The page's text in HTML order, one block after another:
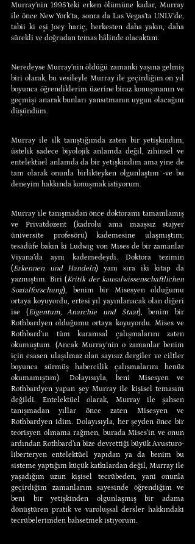
Murray’nin 1995’teki erken ölümüne kadar, Murray
ile önce New York’ta, sonra da Las Vegas’ta UNLV’de,
tabii ki eşi Joey hariç, herkesten daha yakın, daha
sürekli ve doğrudan temas hâlinde olacaktım.
Neredeyse Murray’nin öldüğü zamanki yaşına gelmiş
biri olarak, bu vesileyle Murray ile geçirdiğim on yıl
boyunca öğrendiklerim üzerine biraz konuşmanın ve
geçmişi anarak bunları yansıtmanın uygun olacağını
düşündüm.
Murray ile ilk tanıştığımda zaten bir yetişkindim,
üstelik sadece biyolojik anlamda değil, zihinsel ve
entelektüel anlamda da bir yetişkindim ama yine de
tam olarak onunla birlikteyken olgunlaştım -ve bu
deneyim hakkında konuşmak istiyorum.
Murray ile tanışmadan önce doktoramı tamamlamış
ve Privatdozent (kadrolu ama maaşsız stajyer
üniversite profesörü) kademesine ulaşmıştım;
tesadüfe bakın ki Ludwig von Mises de bir zamanlar
Viyana’da aynı kademedeydi. Doktora tezimin
(Erkennen und Handeln) yanı sıra iki kitap da
yazmıştım. Biri (Kritik der kausalwissenschaftlichen
Sozialforschung), benim bir Misesyen olduğumu
ortaya koyuyordu, ertesi yıl yayınlanacak olan diğeri
ise (Eigentum, Anarchie und Staat), benim bir
Rothbardyen olduğumu ortaya koyuyordu. Mises ve
Rothbard’ın tüm kuramsal çalışmalarını zaten
okumuştum. (Ancak Murray’nin o zamanlar benim
için esasen ulaşılmaz olan sayısız dergiler ve ciltler
boyunca sürmüş habercilik çalışmalarını henüz
okumamıştım). Dolayısıyla, beni Misesyen ve
Rothbardyen yapan şey Murray ile kişisel temasım
değildi. Entelektüel olarak, Murray ile şahsen
tanışmadan yıllar önce zaten Misesyen ve
Rothbardyen idim. Dolayısıyla, her şeyden önce bir
teorisyen olmama rağmen, burada Mises’in ve onun
ardından Rothbard’ın bize devrettiği büyük Avusturo-
liberteryen entelektüel yapıdan ya da benim bu
sisteme yaptığım küçük katkılardan değil, Murray ile
yaşadığım uzun kişisel tecrübeden, yani onunla
geçirdiğim zamanlarım sayesinde öğrendiğim ve
beni bir yetişkinden olgunlaşmış bir adama
dönüştüren pratik ve varoluşsal dersler hakkındaki
tecrübelerimden bahsetmek istiyorum.